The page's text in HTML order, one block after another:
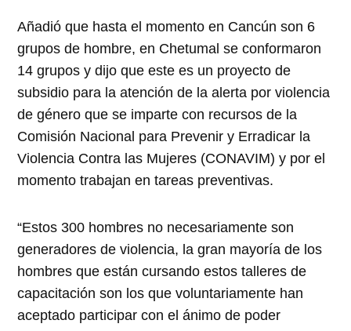
Añadió que hasta el momento en Cancún son 6
grupos de hombre, en Chetumal se conformaron
14 grupos y dijo que este es un proyecto de
subsidio para la atención de la alerta por violencia
de género que se imparte con recursos de la
Comisión Nacional para Prevenir y Erradicar la
Violencia Contra las Mujeres (CONAVIM) y por el
momento trabajan en tareas preventivas.
“Estos 300 hombres no necesariamente son
generadores de violencia, la gran mayoría de los
hombres que están cursando estos talleres de
capacitación son los que voluntariamente han
aceptado participar con el ánimo de poder